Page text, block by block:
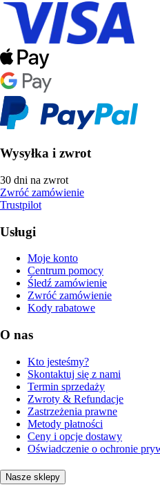
Wysyłka i zwrot
30 dni na zwrot
Zwróć zamówienie
Trustpilot
Usługi
Moje konto
Centrum pomocy
Śledź zamówienie
Zwróć zamówienie
Kody rabatowe
O nas
Kto jesteśmy?
Skontaktuj się z nami
Termin sprzedaży
Zwroty & Refundacje
Zastrzeżenia prawne
Metody płatności
Ceny i opcje dostawy
Oświadczenie o ochronie
Nasze sklepy